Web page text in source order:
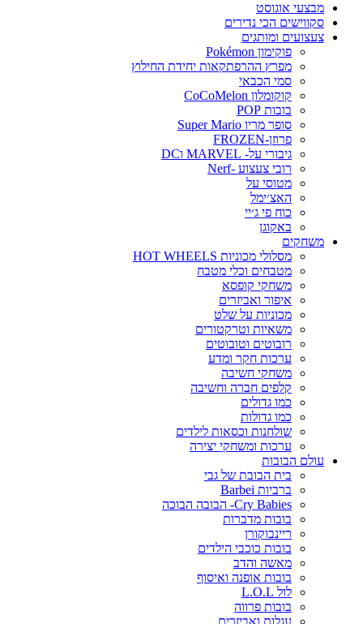
מבצעי אוגוסט
סקווישים הכי נדירים
צעצועים ומותגים
פוקימון Pokémon
מפרץ ההרפתקאות יחידת החילוץ
סמי הכבאי
קוקומלון CoCoMelon
בובות POP
סופר מריו Super Mario
פרוזן-FROZEN
גיבורי על- MARVEL וDC
רובי צעצוע -Nerf
מטוסי על
האצ׳ימל
כוח פי ג׳יי
באקוגן
משחקים
מסלולי מכוניות HOT WHEELS
מטבחים וכלי מטבח
משחקי קופסא
איפור ואביזרים
מכוניות על שלט
משאיות וטרקטורים
רובוטים וטובוטים
ערכות חקר ומדע
משחקי חשיבה
קלפים חברה וחשיבה
כמו גדולים
כמו גדולות
שולחנות וכסאות לילדים
ערכות ומשחקי יצירה
עולם הבובות
בית הבובת של גבי
ברביות Barbei
Cry Babies- הבובה הבוכה
בובות מדברות
ריינבוקורן
בובות כוכבי הילדים
מאשה והדב
בובות אופנה ואיסוף
לול L.O.L
בובות פרווה
עגלות ואביזרים